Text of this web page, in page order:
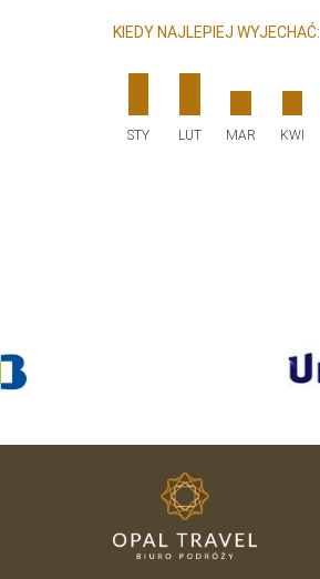
KIEDY NAJLEPIEJ WYJECHAĆ:
STY LUT MAR KWI